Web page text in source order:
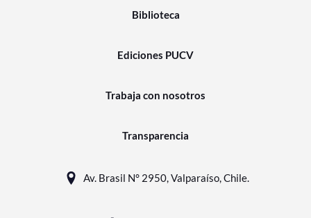
Biblioteca
Ediciones PUCV
Trabaja con nosotros
Transparencia
Av. Brasil N° 2950, Valparaíso, Chile.